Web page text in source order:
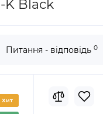
K Black
Питання - відповідь 0
Хит